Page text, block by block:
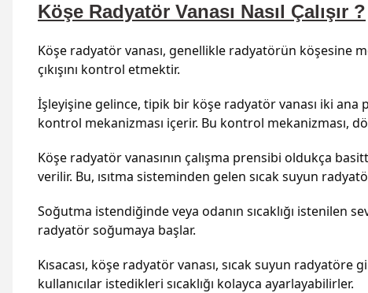
Köşe Radyatör Vanası Nasıl Çalışır ?
Köşe radyatör vanası, genellikle radyatörün köşesine
çıkışını kontrol etmektir.
İşleyişine gelince, tipik bir köşe radyatör vanası iki ana
kontrol mekanizması içerir. Bu kontrol mekanizması,
Köşe radyatör vanasının çalışma prensibi oldukça
verilir. Bu, ısıtma sisteminden gelen sıcak suyun
Soğutma istendiğinde veya odanın sıcaklığı istenilen
radyatör soğumaya başlar.
Kısacası, köşe radyatör vanası, sıcak suyun radyatöre
kullanıcılar istedikleri sıcaklığı kolayca ayarlayabilirler.